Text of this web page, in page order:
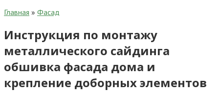
Главная » Фасад
Инструкция по монтажу
металлического сайдинга
обшивка фасада дома и
крепление доборных элементов